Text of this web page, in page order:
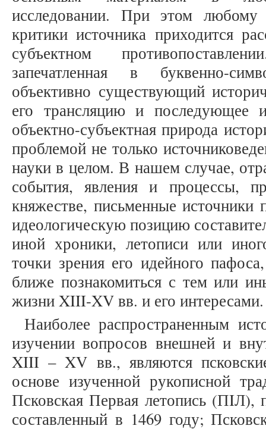
исследовании. При этом любому
критики источника приходится
субъектном
запечатленная в буквенно-
объективно существующий
его трансляцию и последующее
объектно-субъектная природа
проблемой не только
науки в целом. В нашем случае,
события, явления и процессы,
княжестве, письменные
идеологическую позицию
иной хроники, летописи или
точки зрения его идейного
ближе познакомиться с тем или
жизни XIII-XV вв. и его интересами.
Наиболее распространенным
изучении вопросов внешней и
XIII – XV вв., являются
основе изученной рукописной
Псковская Первая летопись (ПIЛ),
составленный в 1469 году;